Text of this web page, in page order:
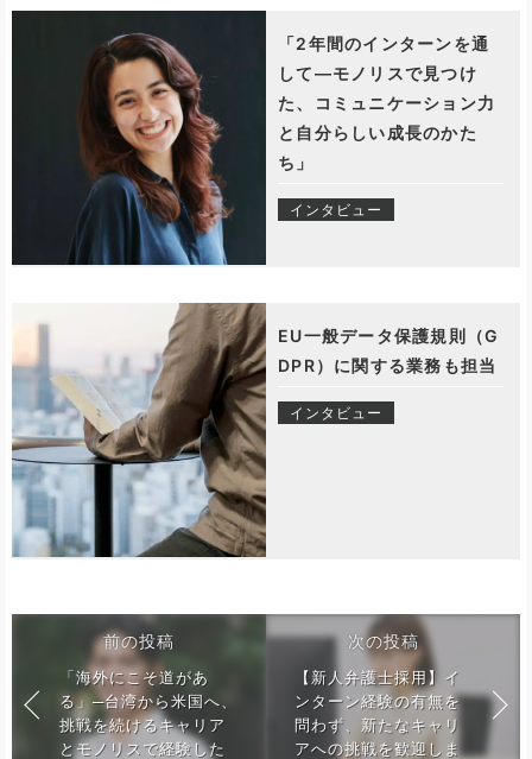
「2年間のインターンを通
して―モノリスで見つけ
た、コミュニケーション力
と自分らしい成長のかた
ち」
インタビュー
EU一般データ保護規則（G
DPR）に関する業務も担当
インタビュー
前の投稿
「海外にこそ道があ
る」─台湾から米国へ、
挑戦を続けるキャリア
とモノリスで経験した
次の投稿
【新人弁護士採用】イ
ンターン経験の有無を
問わず、新たなキャリ
アへの挑戦を歓迎しま